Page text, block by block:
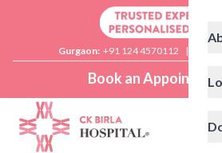
Gurgaon: +91 124 4570112 |
Book an